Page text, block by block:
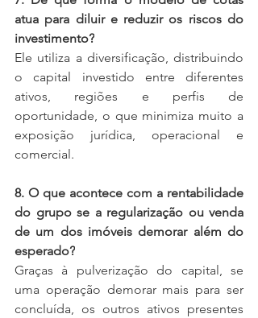
atua para diluir e reduzir os riscos do
investimento?
Ele utiliza a diversificação, distribuindo
o capital investido entre diferentes
ativos, regiões e perfis de
oportunidade, o que minimiza muito a
exposição jurídica, operacional e
comercial.
8. O que acontece com a rentabilidade
do grupo se a regularização ou venda
de um dos imóveis demorar além do
esperado?
Graças à pulverização do capital, se
uma operação demorar mais para ser
concluída, os outros ativos presentes